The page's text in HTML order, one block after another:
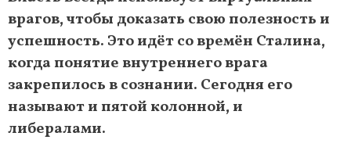
врагов, чтобы доказать свою полезность и
успешность. Это идёт со времён Сталина,
когда понятие внутреннего врага
закрепилось в сознании. Сегодня его
называют и пятой колонной, и
либералами.